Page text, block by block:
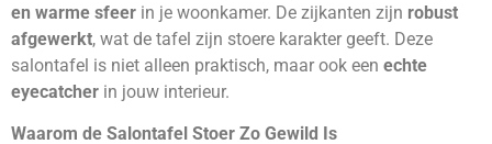
en warme sfeer in je woonkamer. De zijkanten zijn robust
afgewerkt, wat de tafel zijn stoere karakter geeft. Deze
salontafel is niet alleen praktisch, maar ook een echte
eyecatcher in jouw interieur.
Waarom de Salontafel Stoer Zo Gewild Is